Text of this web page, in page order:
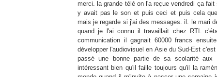
merci. la grande télé on l'a reçue vendredi ça
y avait pas le son et puis ceci et puis cela
mais je regarde si j'ai des messages. il. le mari
quand je l'ai connu il travaillait chez
RTL
communication il gagnait 60000 francs
développer l'audiovisuel en Asiedu Sud-Estc'est
passé une bonne partie de sa scolarité aux
intéressant bien qu'il faille toujours qu'il la